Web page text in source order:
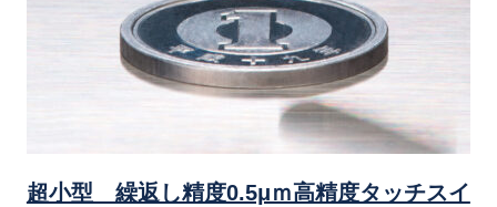
超小型 繰返し精度0.5μｍ高精度タッチスイ